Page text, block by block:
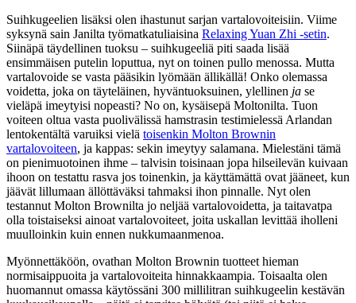
Suihkugeelien lisäksi olen ihastunut sarjan vartalovoiteisiin. Viime
syksynä sain Janilta työmatkatuliaisina Relaxing Yuan Zhi -setin.
Siinäpä täydellinen tuoksu – suihkugeeliä piti saada lisää
ensimmäisen putelin loputtua, nyt on toinen pullo menossa. Mutta
vartalovoide se vasta pääsikin lyömään ällikällä! Onko olemassa
voidetta, joka on täyteläinen, hyväntuoksuinen, ylellinen ja se
vieläpä imeytyisi nopeasti? No on, kysäisepä Moltonilta. Tuon
voiteen oltua vasta puolivälissä hamstrasin testimielessä Arlandan
lentokentältä varuiksi vielä toisenkin Molton Brownin
vartalovoiteen, ja kappas: sekin imeytyy salamana. Mielestäni tämä
on pienimuotoinen ihme – talvisin toisinaan jopa hilseilevän kuivaan
ihoon on testattu rasva jos toinenkin, ja käyttämättä ovat jääneet, kun
jäävät lillumaan ällöttäväksi tahmaksi ihon pinnalle. Nyt olen
testannut Molton Brownilta jo neljää vartalovoidetta, ja taitavatpa
olla toistaiseksi ainoat vartalovoiteet, joita uskallan levittää iholleni
muulloinkin kuin ennen nukkumaanmenoa.
Myönnettäköön, ovathan Molton Brownin tuotteet hieman
normisaippuoita ja vartalovoiteita hinnakkaampia. Toisaalta olen
huomannut omassa käytössäni 300 millilitran suihkugeelin kestävän